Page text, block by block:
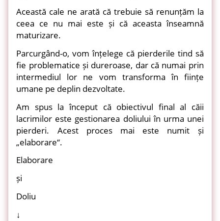
Această cale ne arată că trebuie să renunțăm la
ceea ce nu mai este și că aceasta înseamnă
maturizare.
Parcurgând-o, vom înțelege că pierderile tind să
fie problematice și dureroase, dar că numai prin
intermediul lor ne vom transforma în ființe
umane pe deplin dezvoltate.
Am spus la început că obiectivul final al căii
lacrimilor este gestionarea doliului în urma unei
pierderi. Acest proces mai este numit și
„elaborare“.
Elaborare
și
Doliu
↓